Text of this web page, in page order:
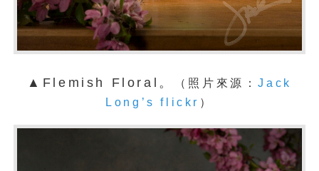
▲Flemish Floral。 （照片來源：Jack
Long’s flickr ）